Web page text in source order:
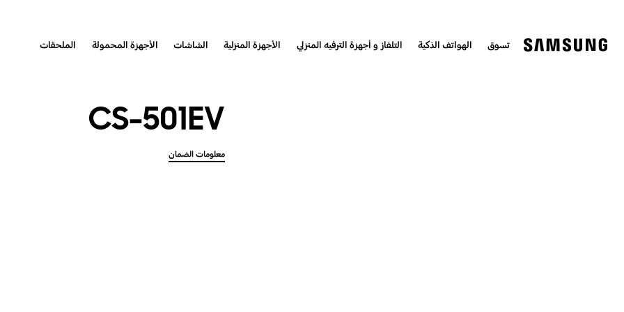
تسوق الهواتف الذكية التلفاز و أجهزة الترفيه المنزلي الأجهزة المنزلية الشاشات الأجهزة المحمولة الملحقات
CS-501EV
معلومات الضمان